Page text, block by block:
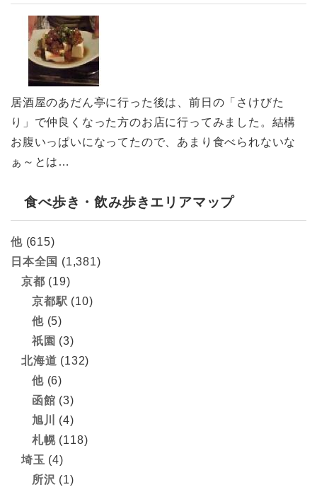
居酒屋のあだん亭に行った後は、前日の「さけびた
り」で仲良くなった方のお店に行ってみました。結構
お腹いっぱいになってたので、あまり食べられないな
ぁ～とは…
食べ歩き・飲み歩きエリアマップ
他(615)
日本全国 (1,381)
京都 (19)
京都駅 (10)
他(5)
祇園 (3)
北海道 (132)
他(6)
函館 (3)
旭川
(4)
札幌(118)
埼玉 (4)
所沢 (1)